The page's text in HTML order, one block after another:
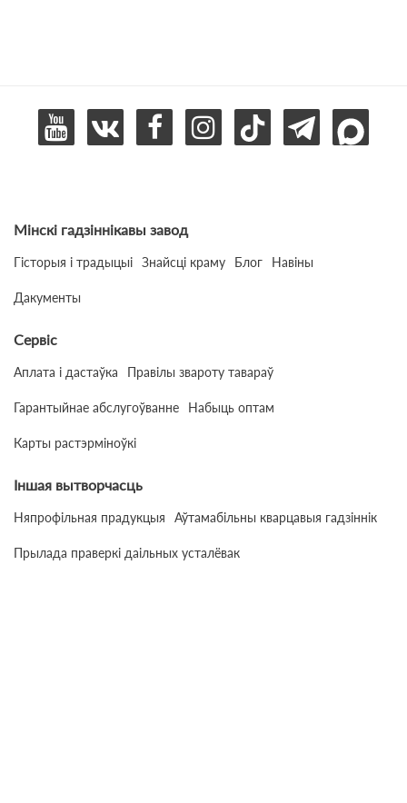
Мінскі гадзіннікавы завод
Гісторыя і традыцыі Знайсці краму Блог Навіны
Дакументы
Сервіс
Аплата і дастаўка Правілы звароту тавараў
Гарантыйнае абслугоўванне Набыць оптам
Карты растэрміноўкі
Іншая вытворчасць
Няпрофільная прадукцыя Аўтамабільны кварцавыя гадзіннік
Прылада праверкі даільных усталёвак